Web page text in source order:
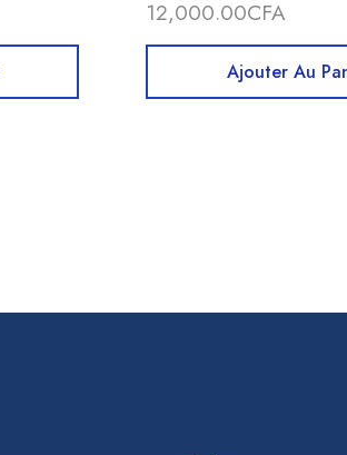
12,000.00CFA
Ajouter Au